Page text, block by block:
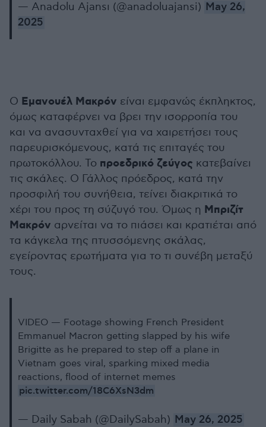
— Anadolu Ajansı (@anadoluajansi) May 26,
2025
Ο Εμανουέλ Μακρόν είναι εμφανώς έκπληκτος,
όμως καταφέρνει να βρει την ισορροπία του
και να ανασυνταχθεί για να χαιρετήσει τους
παρευρισκόμενους, κατά τις επιταγές του
πρωτοκόλλου. Το προεδρικό ζεύγος κατεβαίνει
τις σκάλες. Ο Γάλλος πρόεδρος, κατά την
προσφιλή του συνήθεια, τείνει διακριτικά το
χέρι του προς τη σύζυγό του. Όμως η Μπριζίτ
Μακρόν αρνείται να το πιάσει και κρατιέται από
τα κάγκελα της πτυσσόμενης σκάλας,
εγείροντας ερωτήματα για το τι συνέβη μεταξύ
τους.
VIDEO — Footage showing French President
Emmanuel Macron getting slapped by his wife
Brigitte as he prepared to step off a plane in
Vietnam goes viral, sparking mixed media
reactions, flood of internet memes
pic.twitter.com/18C6XsN3dm
— Daily Sabah (@DailySabah) May 26, 2025